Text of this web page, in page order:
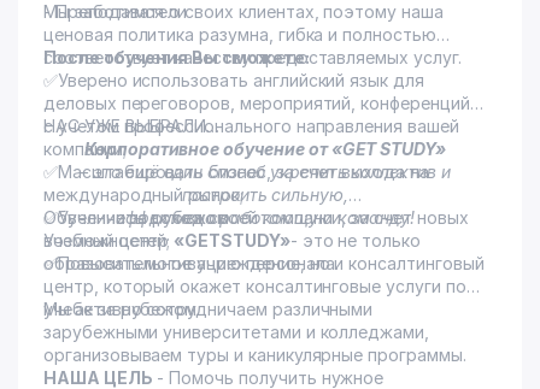
- Преподаватели
Мы заботимся о своих клиентах, поэтому наша
ценовая политика разумна, гибка и полностью
соответствует качеству предоставляемых услуг.
После обучения Вы сможете:
✅Уверено использовать английский язык для
деловых переговоров, мероприятий, конференций,
с учетом профессионального направления вашей
компании;
✅Масштабировать бизнес, за счет выхода на
международный рынок;
✅Увеличить доход своей компании, за счет новых
возможностей;
✅Повысить мотивацию персонала.
НАС УЖЕ ВЫБРАЛИ…
Корпоративное обучение от «GET STUDY»
– это ещё один способ укрепить коллектив и
построить сильную,
эффективно работающую команду!
Обучение за рубежом
Учебный центр «GETSTUDY»- это не только
образовательное учреждение, но и консалтинговый
центр, который окажет консалтинговые услуги по
учебе за рубежом.
Мы активно сотрудничаем различными
зарубежными университетами и колледжами,
организовываем туры и каникулярные программы.
НАША ЦЕЛЬ - Помочь получить нужное